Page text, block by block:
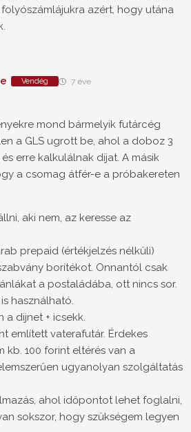
azért, hogy utána
Vendég 7 éve
mond bármelyik futárcég
a GLS ugrott be, ahol a doboz 3
erre kalkulálnak díjat. A másik
a csomag átfér-e a próbakereten
aki nem, az keresse az
prepaid (értékjelzés nélküli)
borítékot. Onnantól csak
a postaládába, ott nincs sor.
használható.
a dijnet + icsekk.
említett vaterafutár. Érdekes
kb. 100 forint eltérés van a
ugyanolyan szolgáltatás
ahol időpontot lehet foglalni,
sokszor, hogy szükségem legyen